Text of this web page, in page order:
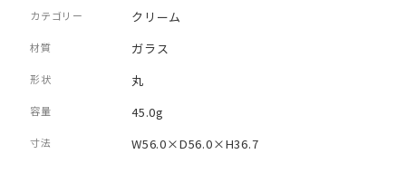
カテゴリー クリーム
材質 ガラス
形状 丸
容量 45.0g
寸法 W56.0×D56.0×H36.7